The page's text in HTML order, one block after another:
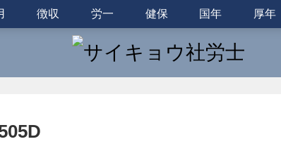
徴収 労一 健保 国年 厚年